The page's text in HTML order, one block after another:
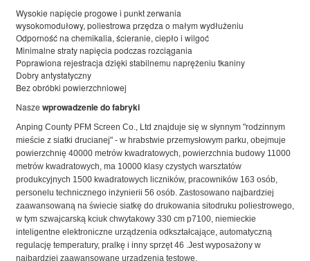
Wysokie napięcie progowe i punkt zerwania
wysokomodułowy, poliestrowa przędza o małym wydłużeniu
Odporność na chemikalia, ścieranie, ciepło i wilgoć
Minimalne straty napięcia podczas rozciągania
Poprawiona rejestracja dzięki stabilnemu naprężeniu tkaniny
Dobry antystatyczny
Bez obróbki powierzchniowej
Nasze wprowadzenie do fabryki
Anping County PFM Screen Co., Ltd znajduje się w słynnym "rodzinnym
mieście z siatki drucianej" - w hrabstwie przemysłowym parku, obejmuje
powierzchnię 40000 metrów kwadratowych, powierzchnia budowy 11000
metrów kwadratowych, ma 10000 klasy czystych warsztatów
produkcyjnych 1500 kwadratowych liczników, pracowników 163 osób,
personelu technicznego inżynierii 56 osób. Zastosowano najbardziej
zaawansowaną na świecie siatkę do drukowania sitodruku poliestrowego,
w tym szwajcarską kciuk chwytakowy 330 cm p7100, niemieckie
inteligentne elektroniczne urządzenia odkształcające, automatyczną
regulację temperatury, pralkę i inny sprzęt 46 .Jest wyposażony w
najbardziej zaawansowane urządzenia testowe.